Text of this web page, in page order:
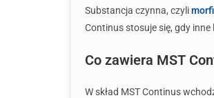
Substancja czynna, czyli
Continus stosuje się, gdy
Co zawiera MST
W skład MST Continus